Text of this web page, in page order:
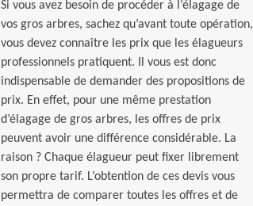
Si vous avez besoin de procéder à l’élagage de
vos gros arbres, sachez qu’avant toute opération,
vous devez connaître les prix que les élagueurs
professionnels pratiquent. Il vous est donc
indispensable de demander des propositions de
prix. En effet, pour une même prestation
d’élagage de gros arbres, les offres de prix
peuvent avoir une différence considérable. La
raison ? Chaque élagueur peut fixer librement
son propre tarif. L’obtention de ces devis vous
permettra de comparer toutes les offres et de